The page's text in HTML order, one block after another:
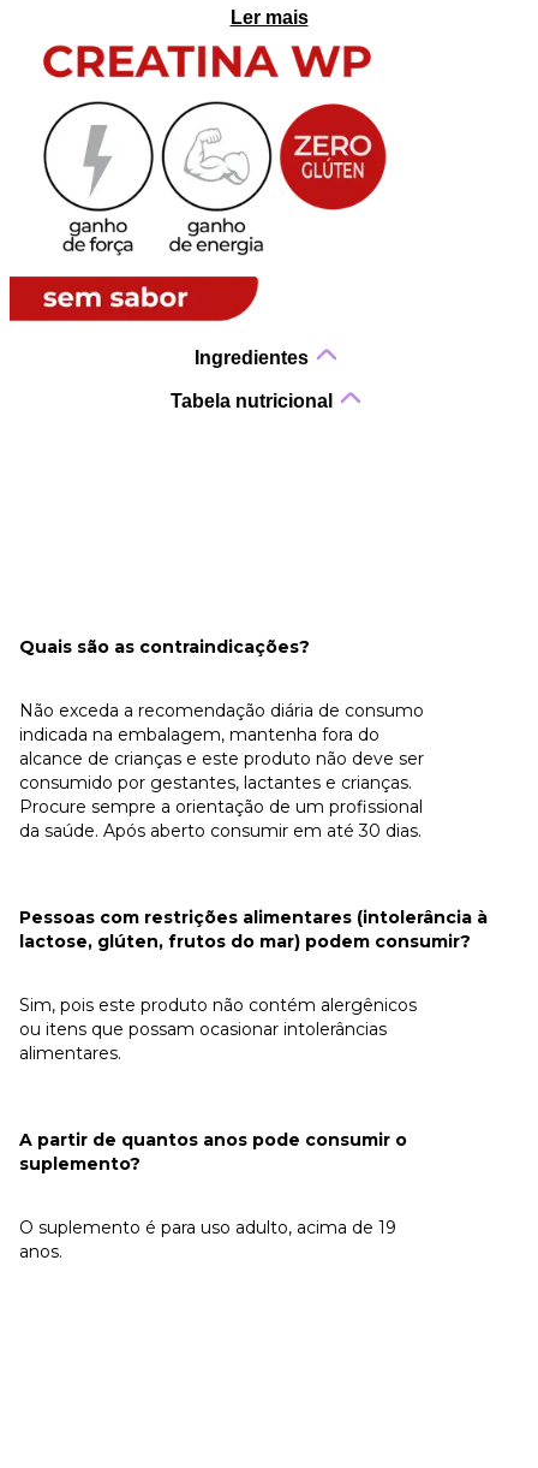
Ler mais
Ingredientes
Tabela nutricional
Quais são as contraindicações?
Não exceda a recomendação diária de consumo
indicada na embalagem, mantenha fora do
alcance de crianças e este produto não deve ser
consumido por gestantes, lactantes e crianças.
Procure sempre a orientação de um profissional
da saúde. Após aberto consumir em até 30 dias.
Pessoas com restrições alimentares (intolerância à
lactose, glúten, frutos do mar) podem consumir?
Sim, pois este produto não contém alergênicos
ou itens que possam ocasionar intolerâncias
alimentares.
A partir de quantos anos pode consumir o
suplemento?
O suplemento é para uso adulto, acima de 19
anos.